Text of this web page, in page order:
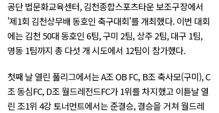
공단 법문화교육센터, 김천종합스포츠타운 보조구장에서
'제1회 김천상무배 동호인 축구대회'를 개최했다. 이번 대회
에는 김천 50대 동호인 6팀, 구미 2팀, 상주 2팀, 대구 1팀,
영동 1팀까지 총 다섯 개 시도에서 12팀이 참가했다.
첫째 날 열린 풀리그에서는 A조 OB FC, B조 축사모(구미), C
조 동심FC, D조 월드레전드FC가 1위를 차지했고 이튿날 열
린 조1위 4강 토너먼트에서는 준결승, 결승을 거쳐 월드레